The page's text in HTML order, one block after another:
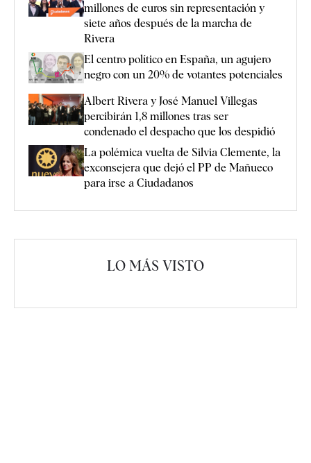
millones de euros sin representación y
siete años después de la marcha de
Rivera
El centro político en España, un agujero
negro con un 20% de votantes potenciales
Albert Rivera y José Manuel Villegas
percibirán 1,8 millones tras ser
condenado el despacho que los despidió
La polémica vuelta de Silvia Clemente, la
exconsejera que dejó el PP de Mañueco
para irse a Ciudadanos
LO MÁS VISTO